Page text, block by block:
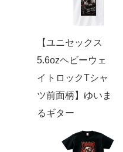
【ユニセックス
5.6ozヘビーウェ
イトロックTシャ
ツ前面柄】ゆいま
るギター